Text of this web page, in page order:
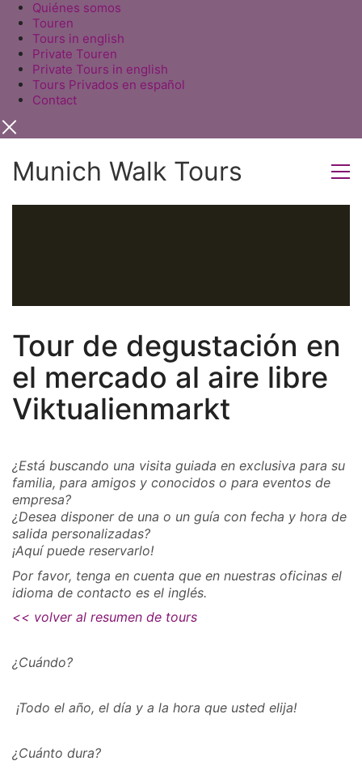
Quiénes somos
Touren
Tours in english
Private Touren
Private Tours in english
Tours Privados en español
Contact
Munich Walk Tours
Tour de degustación en
el mercado al aire libre
Viktualienmarkt
¿Está buscando una visita guiada en exclusiva para su
familia, para amigos y conocidos o para eventos de
empresa?
¿Desea disponer de una o un guía con fecha y hora de
salida personalizadas?
¡Aquí puede reservarlo!
Por favor, tenga en cuenta que en nuestras oficinas el
idioma de contacto es el inglés.
<< volver al resumen de tours
¿Cuándo?
¡Todo el año, el día y a la hora que usted elija!
¿Cuánto dura?